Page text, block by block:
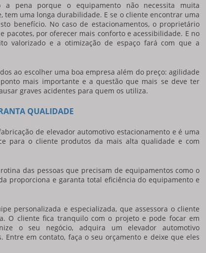
a pena porque o equipamento não necessita muita
tem uma longa durabilidade. E se o cliente encontrar uma
benefício. No caso de estacionamentos, o proprietário
pacotes, por oferecer mais conforto e acessibilidade. E no
valorizado e a otimização de espaço fará com que a
ao escolher uma boa empresa além do preço: agilidade
mais importante e a questão que mais se deve ter
graves acidentes para quem os utiliza.
QUALIDADE
de elevador automotivo estacionamentoe é uma
para o cliente produtos da mais alta qualidade e com
das pessoas que precisam de equipamentos como o
proporciona e garanta total eficiência do equipamento e
personalizada e especializada, que assessora o cliente
O cliente fica tranquilo com o projeto e pode focar em
o seu negócio, adquira um elevador automotivo
Entre em contato, faça o seu orçamento e deixe que eles